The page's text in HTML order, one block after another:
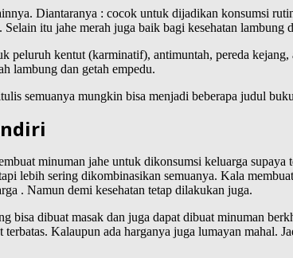
Diantaranya : cocok untuk dijadikan konsumsi
itu jahe merah juga baik bagi kesehatan
kentut (karminatif), antimuntah, pereda
lambung dan getah empedu.
semuanya mungkin bisa menjadi beberapa judul
minuman jahe untuk dikonsumsi keluarga
lebih sering dikombinasikan semuanya. Kala
. Namun demi kesehatan tetap dilakukan juga.
bisa dibuat masak dan juga dapat dibuat minuman
terbatas. Kalaupun ada harganya juga lumayan